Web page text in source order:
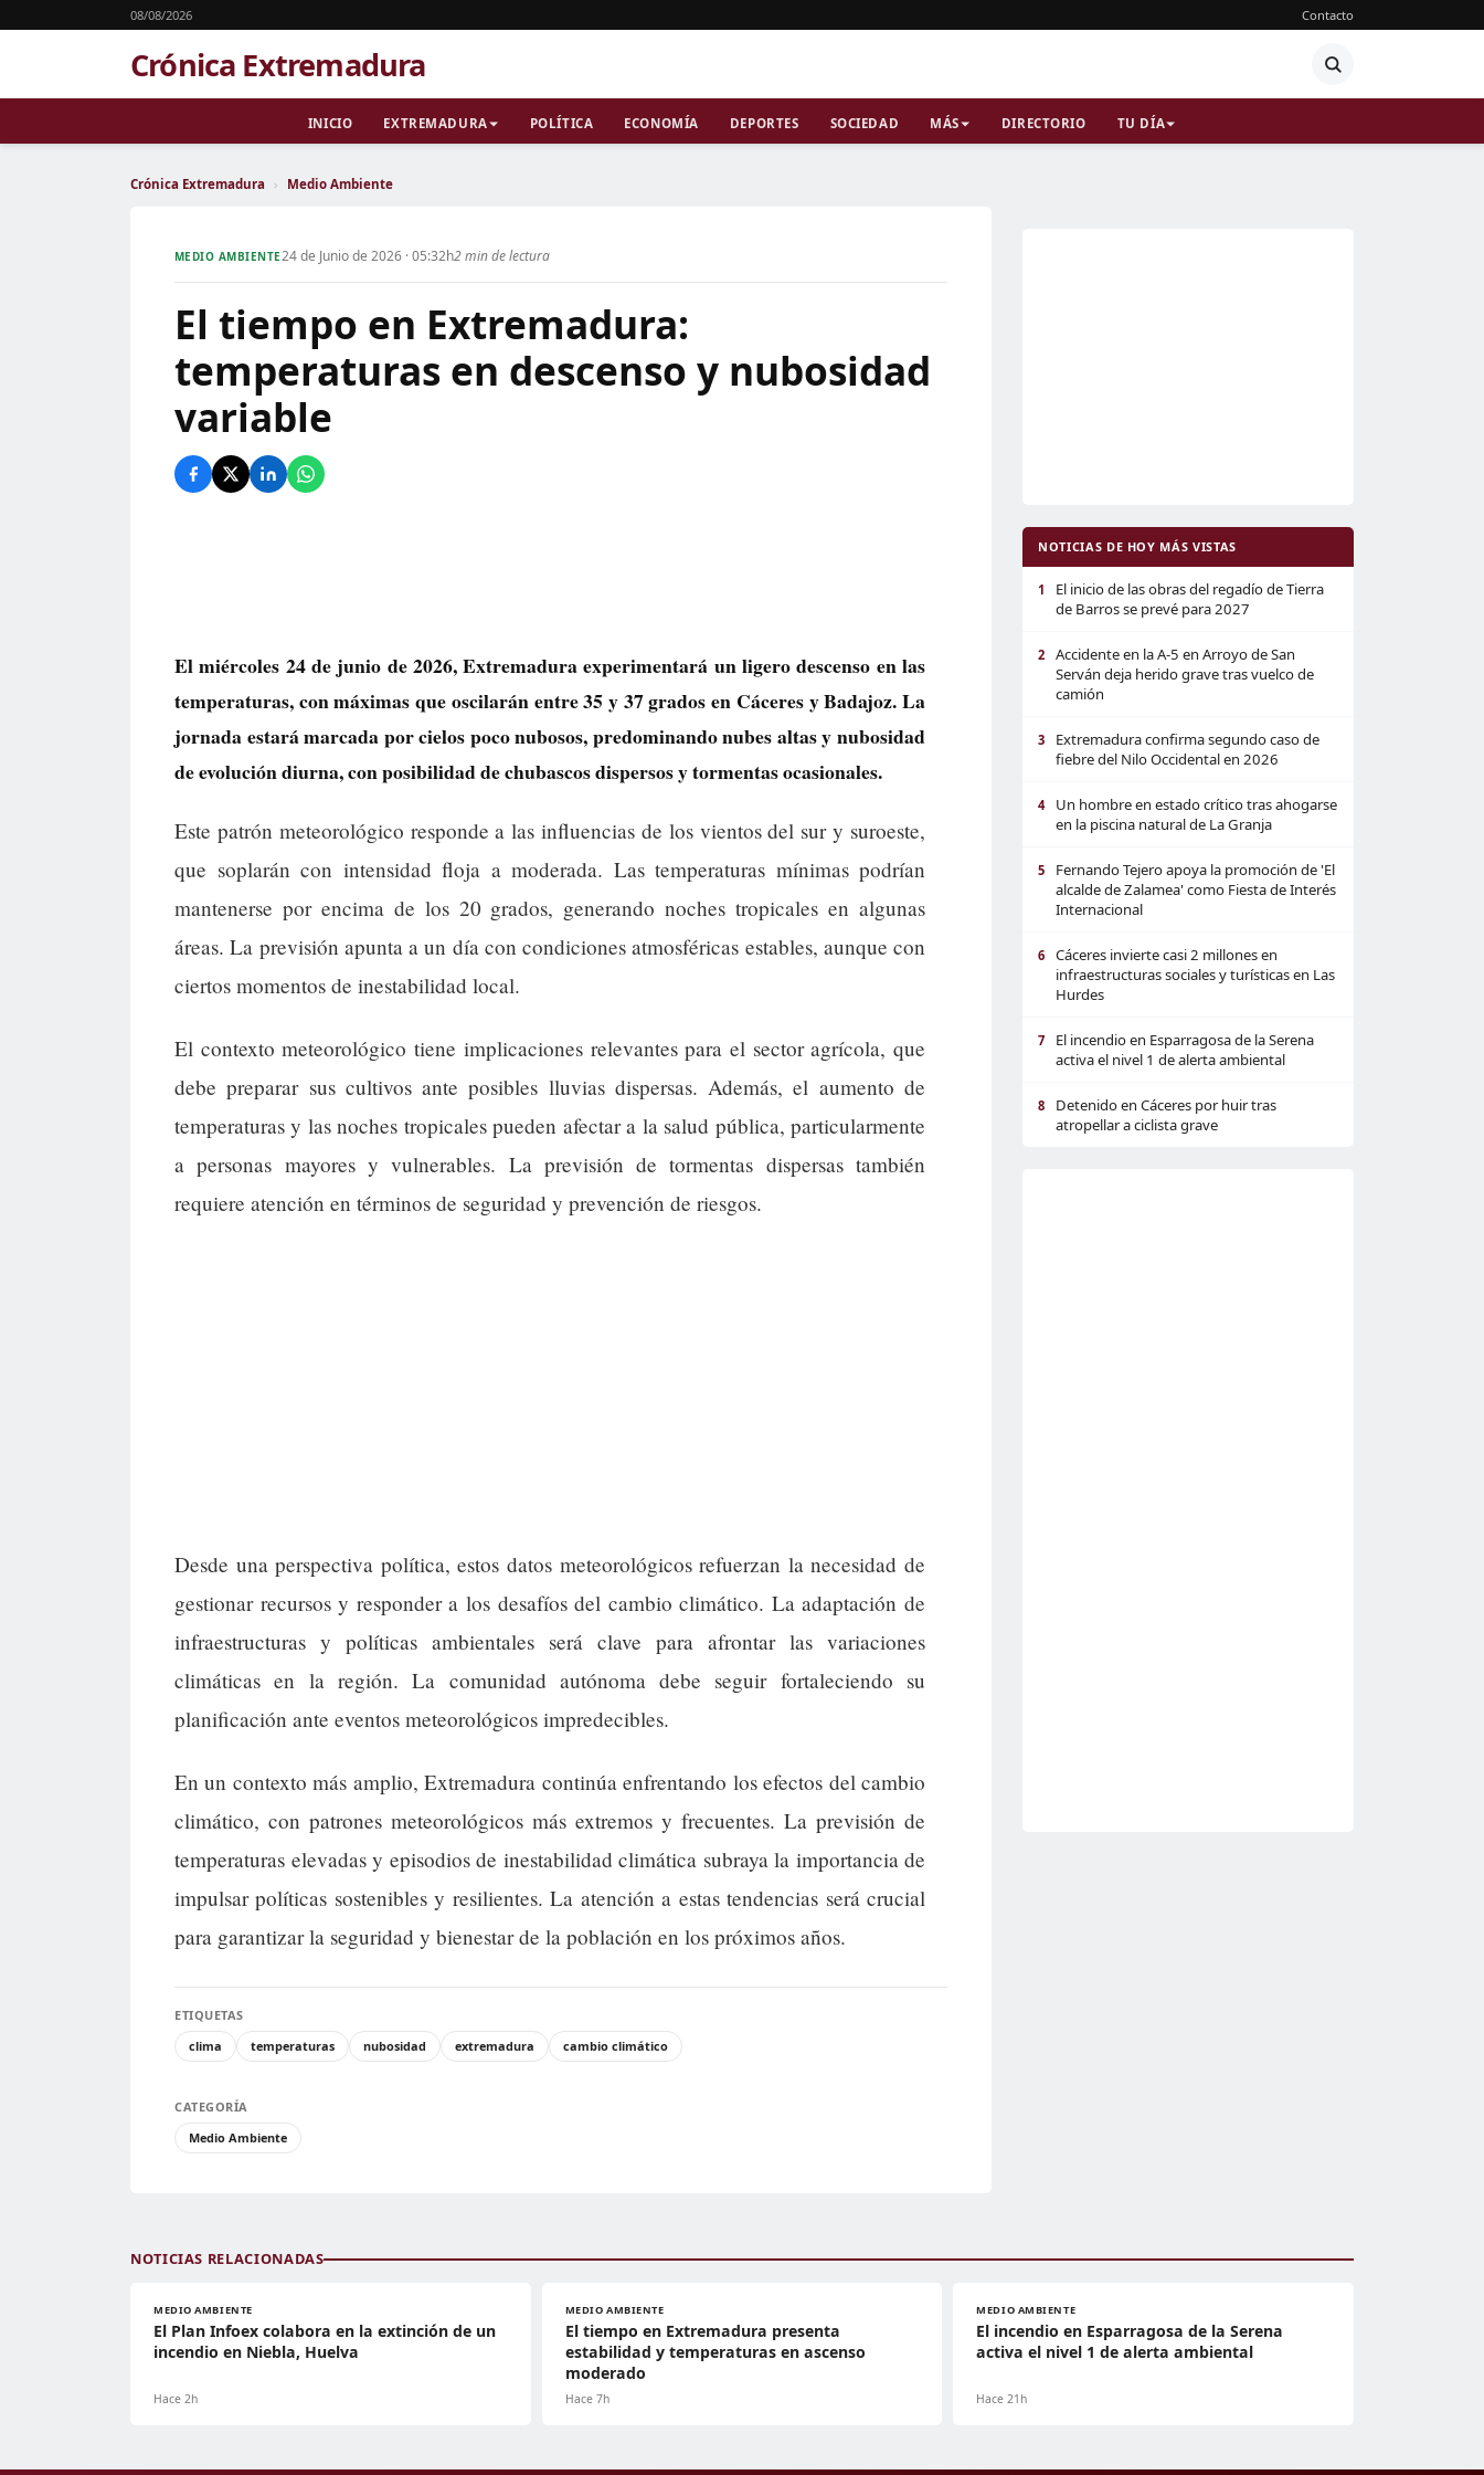
08/08/2026 Contacto
Crónica Extremadura
INICIO EXTREMADURA POLÍTICA ECONOMÍA DEPORTES SOCIEDAD MÁS DIRECTORIO TU DÍA
Crónica Extremadura › Medio Ambiente
MEDIO AMBIENTE24 de Junio de 2026 · 05:32h2 min de lectura
El tiempo en Extremadura:
temperaturas en descenso y nubosidad
variable
El miércoles 24 de junio de 2026, Extremadura experimentará un ligero descenso en las
temperaturas, con máximas que oscilarán entre 35 y 37 grados en Cáceres y Badajoz. La
jornada estará marcada por cielos poco nubosos, predominando nubes altas y nubosidad
de evolución diurna, con posibilidad de chubascos dispersos y tormentas ocasionales.
Este patrón meteorológico responde a las influencias de los vientos del sur y suroeste,
que soplarán con intensidad floja a moderada. Las temperaturas mínimas podrían
mantenerse por encima de los 20 grados, generando noches tropicales en algunas
áreas. La previsión apunta a un día con condiciones atmosféricas estables, aunque con
ciertos momentos de inestabilidad local.
El contexto meteorológico tiene implicaciones relevantes para el sector agrícola, que
debe preparar sus cultivos ante posibles lluvias dispersas. Además, el aumento de
temperaturas y las noches tropicales pueden afectar a la salud pública, particularmente
a personas mayores y vulnerables. La previsión de tormentas dispersas también
requiere atención en términos de seguridad y prevención de riesgos.
Desde una perspectiva política, estos datos meteorológicos refuerzan la necesidad de
gestionar recursos y responder a los desafíos del cambio climático. La adaptación de
infraestructuras y políticas ambientales será clave para afrontar las variaciones
climáticas en la región. La comunidad autónoma debe seguir fortaleciendo su
planificación ante eventos meteorológicos impredecibles.
En un contexto más amplio, Extremadura continúa enfrentando los efectos del cambio
climático, con patrones meteorológicos más extremos y frecuentes. La previsión de
temperaturas elevadas y episodios de inestabilidad climática subraya la importancia de
impulsar políticas sostenibles y resilientes. La atención a estas tendencias será crucial
para garantizar la seguridad y bienestar de la población en los próximos años.
ETIQUETAS
clima
temperaturas nubosidad extremadura cambio climático
CATEGORÍA
Medio Ambiente
NOTICIAS DE HOY MÁS VISTAS
1
El inicio de las obras del regadío de Tierra
de Barros se prevé para 2027
2
Accidente en la A-5 en Arroyo de San
Serván deja herido grave tras vuelco de
camión
3
Extremadura confirma segundo caso de
fiebre del Nilo Occidental en 2026
4
Un hombre en estado crítico tras ahogarse
en la piscina natural de La Granja
5
Fernando Tejero apoya la promoción de 'El
alcalde de Zalamea' como Fiesta de Interés
Internacional
6
Cáceres invierte casi 2 millones en
infraestructuras sociales y turísticas en Las
Hurdes
7
El incendio en Esparragosa de la Serena
activa el nivel 1 de alerta ambiental
8
Detenido en Cáceres por huir tras
atropellar a ciclista grave
NOTICIAS RELACIONADAS
MEDIO AMBIENTE
El Plan Infoex colabora en la extinción de un
incendio en Niebla, Huelva
Hace 2h
MEDIO AMBIENTE
El tiempo en Extremadura presenta
estabilidad y temperaturas en ascenso
moderado
Hace 7h
MEDIO AMBIENTE
El incendio en Esparragosa de la Serena
activa el nivel 1 de alerta ambiental
Hace 21h